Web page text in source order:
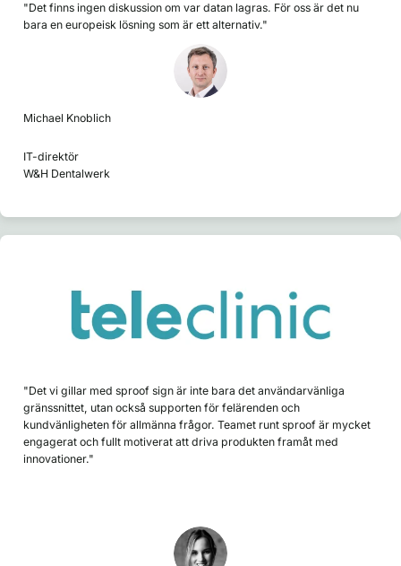
"Det finns ingen diskussion om var datan lagras. För oss är det nu
bara en europeisk lösning som är ett alternativ."
Michael Knoblich
IT-direktör
W&H Dentalwerk
"Det vi gillar med sproof sign är inte bara det användarvänliga
gränssnittet, utan också supporten för felärenden och
kundvänligheten för allmänna frågor. Teamet runt sproof är mycket
engagerat och fullt motiverat att driva produkten framåt med
innovationer."